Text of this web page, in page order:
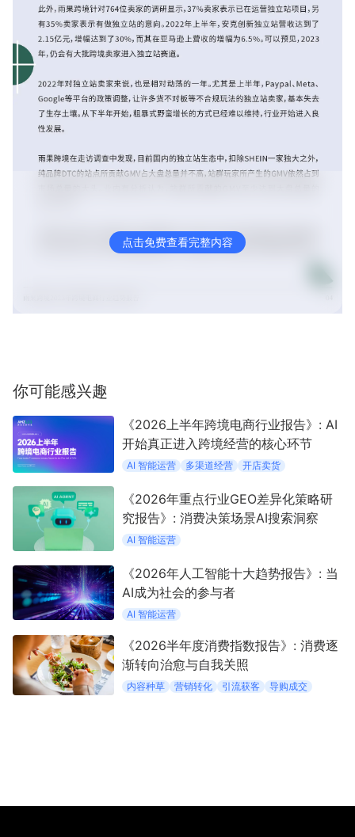
点击免费查看完整内容
你可能感兴趣
《2026上半年跨境电商行业报告》: AI
开始真正进入跨境经营的核心环节
AI 智能运营 多渠道经营 开店卖货
《2026年重点行业GEO差异化策略研
究报告》: 消费决策场景AI搜索洞察
AI 智能运营
《2026年人工智能十大趋势报告》: 当
AI成为社会的参与者
AI 智能运营
《2026半年度消费指数报告》: 消费逐
渐转向治愈与自我关照
内容种草 营销转化 引流获客 导购成交